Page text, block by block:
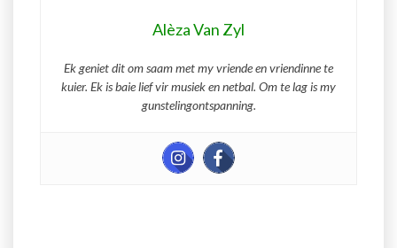
Alèza Van Zyl
Ek geniet dit om saam met my vriende en vriendinne te
kuier. Ek is baie lief vir musiek en netbal. Om te lag is my
gunstelingontspanning.